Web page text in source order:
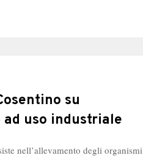
su
uso industriale
nell’allevamento degli organismi